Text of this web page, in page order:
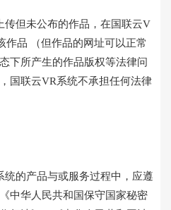
传但未公布的作品，在国联云V
作品 （但作品的网址可以正常
下所产生的作品版权等法律问
国联云VR系统不承担任何法律
统的产品与或服务过程中，应遵
中华人民共和国保守国家秘密